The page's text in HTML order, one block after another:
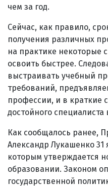
чем за год.
Сейчас, как правило,
получения различных
на практике некоторые
освоить быстрее.
выстраивать учебный
требований,
профессии, и в краткие
достойного
Как сообщалось ранее,
Александр Лукашенко 31
которым утверждается
образовании. Законом
государственной